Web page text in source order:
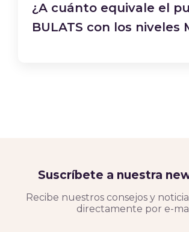
¿A cuánto equivale el
BULATS con los niveles
Suscríbete a nuestra
Recibe nuestros consejos y
directamente por e-